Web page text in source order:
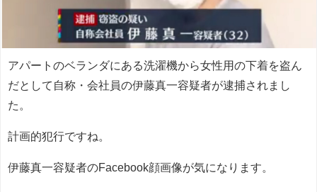
アパートのベランダにある洗濯機から女性用の下着を盗ん
だとして自称・会社員の伊藤真一容疑者が逮捕されまし
た。
計画的犯行ですね。
伊藤真一容疑者のFacebook顔画像が気になります。